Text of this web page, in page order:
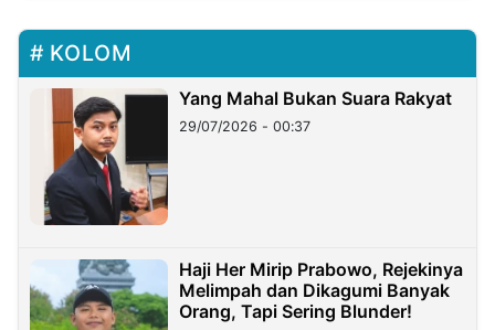
KOLOM
Yang Mahal Bukan Suara Rakyat
29/07/2026 - 00:37
Haji Her Mirip Prabowo, Rejekinya
Melimpah dan Dikagumi Banyak
Orang, Tapi Sering Blunder!